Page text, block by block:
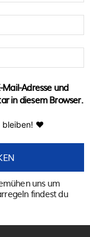
Adresse und
in diesem Browser.
bleiben! ♥
uns um
findest du